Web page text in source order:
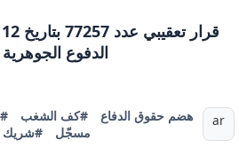
الدفوع
#هضم حقوق الدفاع #كف الشغب
مسجّل
#شريك
ar